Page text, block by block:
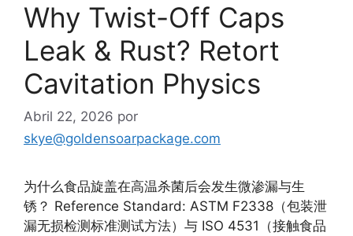
Why Twist-Off Caps
Leak & Rust? Retort
Cavitation Physics
Abril 22, 2026 por
skye@goldensoarpackage.com
为什么食品旋盖在高温杀菌后会发生微渗漏与生
锈？ Reference Standard: ASTM F2338（包装泄
漏无损检测标准测试方法）与 ISO 4531（接触食品